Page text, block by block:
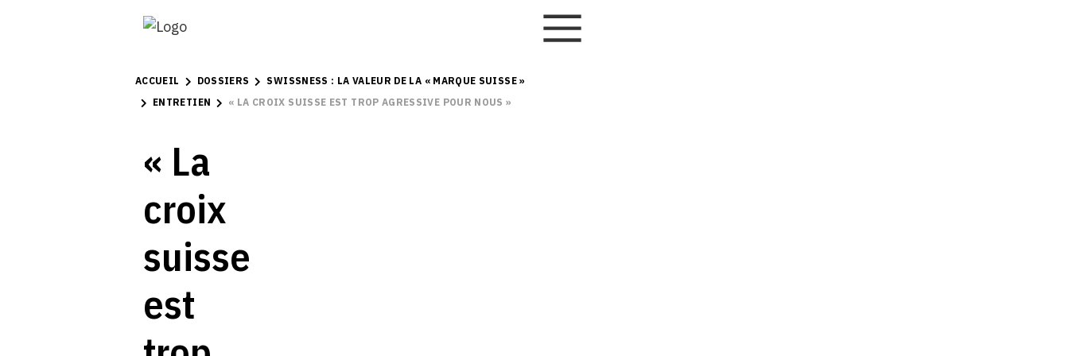
ACCUEIL DOSSIERS
SWISSNESS : LA VALEUR DE LA « MARQUE SUISSE »
ENTRETIEN
« LA CROIX SUISSE EST TROP AGRESSIVE POUR NOUS »
« La
croix
suisse
est